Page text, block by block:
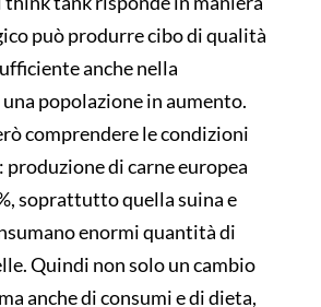
può produrre cibo di qualità
anche nella
popolazione in aumento.
comprendere le condizioni
produzione di carne europea
soprattutto quella suina e
enormi quantità di
Quindi non solo un cambio
anche di consumi e di dieta,